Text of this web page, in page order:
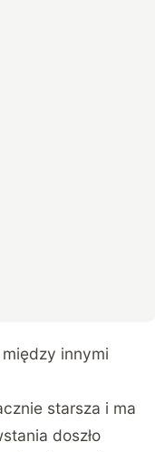
innymi
starsza i ma
doszło